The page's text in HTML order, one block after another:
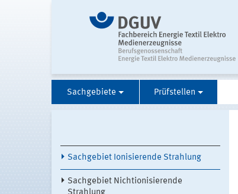
Sachgebiete Prüfstellen
Sachgebiet Ionisierende Strahlung
Sachgebiet Nichtionisierende